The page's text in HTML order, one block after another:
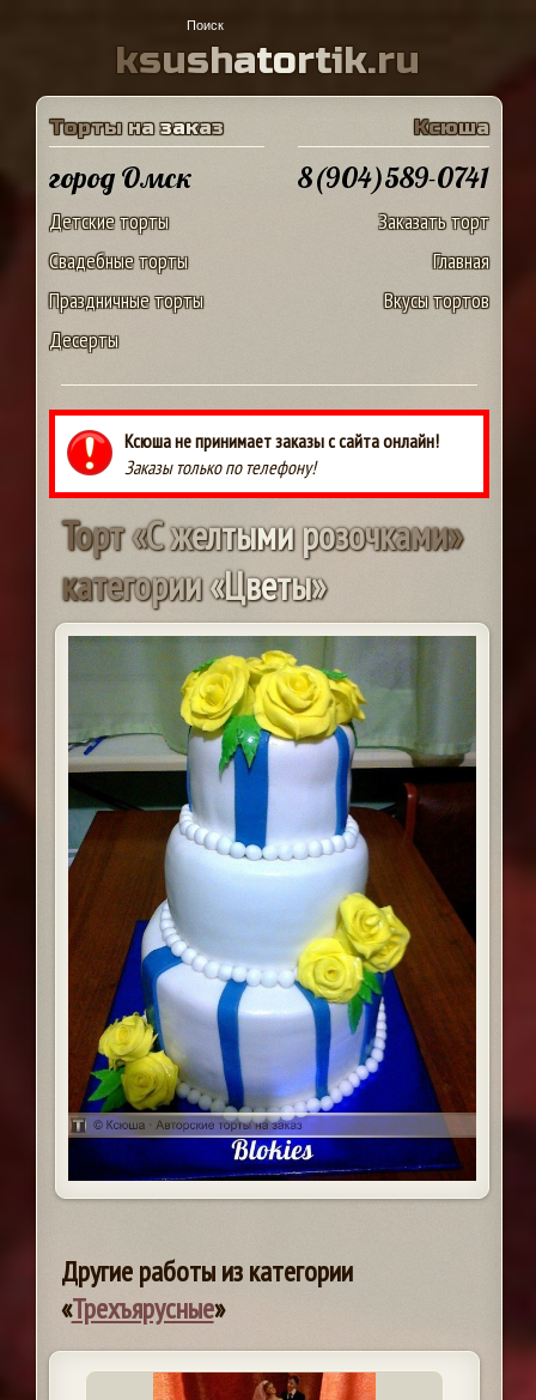
ksushatortik.ru
Торты на заказ
город Омск
Детские торты
Свадебные торты
Праздничные торты
Десерты
Ксюша
8(904)589-0741
Заказать торт
Главная
Вкусы тортов
Ксюша не принимает заказы с сайта онлайн!
Заказы только по телефону!
Торт«Сжелтымирозочками»
категории«Цветы»
Другие работы из категории
«Трехъярусные»